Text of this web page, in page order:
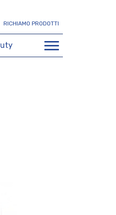
RICHIAMO PRODOTTI
uty